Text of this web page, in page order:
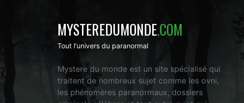
MYSTEREDUMONDE.COM
Tout l'univers du paranormal
Mystere du monde est un site spécialisé qui
traitent de nombreux sujet comme les ovni,
les phénomères paranormaux, dossiers